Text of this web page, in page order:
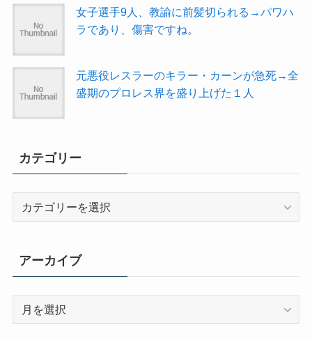
女子選手9人、教諭に前髪切られる→パワハ
ラであり、傷害ですね。
元悪役レスラーのキラー・カーンが急死→全
盛期のプロレス界を盛り上げた１人
カテゴリー
ー
アーカイブ